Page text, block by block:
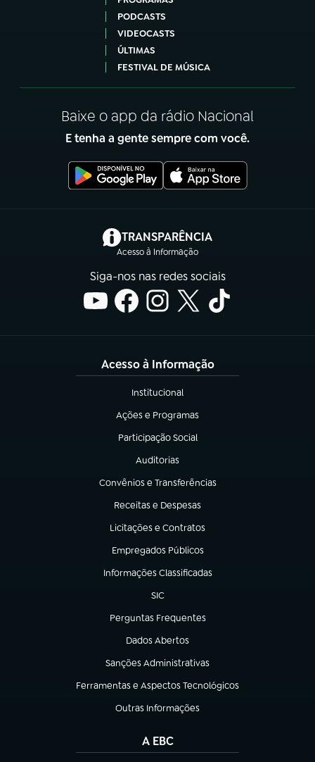
PODCASTS
VIDEOCASTS
ÚLTIMAS
FESTIVAL DE MÚSICA
Baixe o app da rádio Nacional
E tenha a gente sempre com você.
TRANSPARÊNCIA
Acesso à Informação
(abre em nova aba)
Siga-nos nas redes sociais
Acesso à Informação
Institucional
(abre em nova aba)
Ações e Programas
(abre em nova aba)
Participação Social
(abre em nova aba)
Auditorias
(abre em nova aba)
Convênios e Transferências
(abre em nova aba)
Receitas e Despesas
(abre em nova aba)
Licitações e Contratos
(abre em nova aba)
Empregados Públicos
(abre em nova aba)
Informações Classificadas
(abre em nova aba)
SIC
(abre em nova aba)
Perguntas Frequentes
(abre em nova aba)
Dados Abertos
(abre em nova aba)
Sanções Administrativas
(abre em nova aba)
Ferramentas e Aspectos Tecnológicos
(abre em nova aba)
Outras Informações
(abre em nova aba)
A EBC